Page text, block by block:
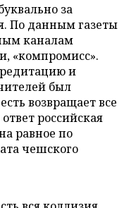
за
По данным газеты
каналам
«компромисс».
и
был
возвращает все
российская
равное по
чешского